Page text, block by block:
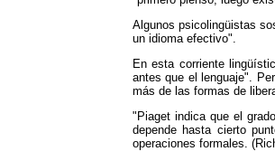
Algunos psicolingüistas
un idioma efectivo".
En esta corriente
antes que el lenguaje".
más de las formas de
"Piaget indica que el
depende hasta cierto
operaciones formales.